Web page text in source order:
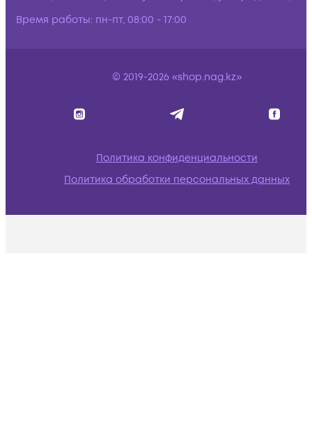
Время работы: пн-пт, 08:00 - 17:00
© 2019-2026 «shop.nag.kz»
Политика конфиденциальности
Политика обработки персональных данных